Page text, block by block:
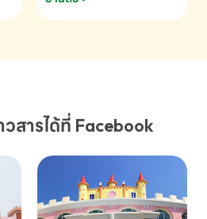
รู้
สารได้ที่ Facebook